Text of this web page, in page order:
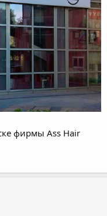
фирмы Ass Hair